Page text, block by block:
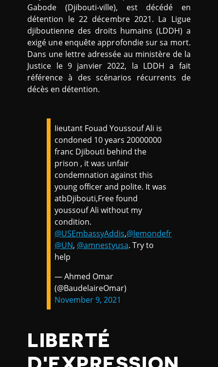
Gabode (Djibouti-ville), est décédé en
détention le 22 décembre 2021. La Ligue
djiboutienne des droits humains (LDDH) a
exigé une enquête approfondie sur sa mort.
Dans une lettre adressée au ministère de la
Justice le 9 janvier 2022, la LDDH a fait
référence à des scénarios récurrents de
décès en détention.
Iieutant Fouad Youssouf Ali is
condoned 10 years 20000000
franc Djibouti behind the
prison , it was unfair
condemnation against this
young officer and polite. It was
atbDjibouti,Free found
youssouf Ali without my
condition.
@USEmbassyAddis,@lemondefr
@UN, @amnestyusa. Try to
help
— Ahmed Omar
(@BaudelaireOmar)
November 9, 2021
LIBERTÉ